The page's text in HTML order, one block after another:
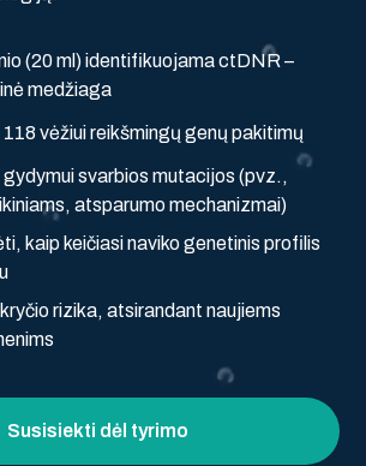
(20 ml) identifikuojama ctDNR –
medžiaga
vėžiui reikšmingų genų pakitimų
svarbios mutacijos (pvz.,
atsparumo mechanizmai)
kaip keičiasi naviko genetinis profilis
rizika, atsirandant naujiems
Susisiekti dėl tyrimo